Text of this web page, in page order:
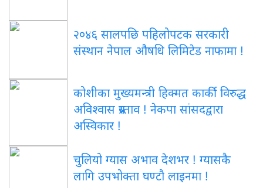
२०४६ सालपछि पहिलोपटक सरकारी
संस्थान नेपाल औषधि लिमिटेड नाफामा !
कोशीका मुख्यमन्त्री हिक्मत कार्की विरुद्ध
अविश्वास प्रस्ताव ! नेकपा सांसदद्वारा
अस्विकार !
चुलियो ग्यास अभाव देशभर ! ग्यासकै
लागि उपभोक्ता घण्टौ लाइनमा !